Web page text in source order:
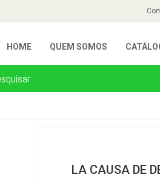
HOME QUEM SOMOS
LA CAUSA DE